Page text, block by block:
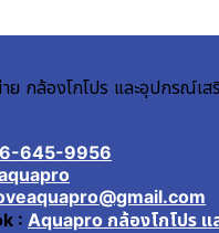
าย กล้องโกโปร และอุปกรณ์เ
645-9956
: Aquapro กล้องโกโปร แ